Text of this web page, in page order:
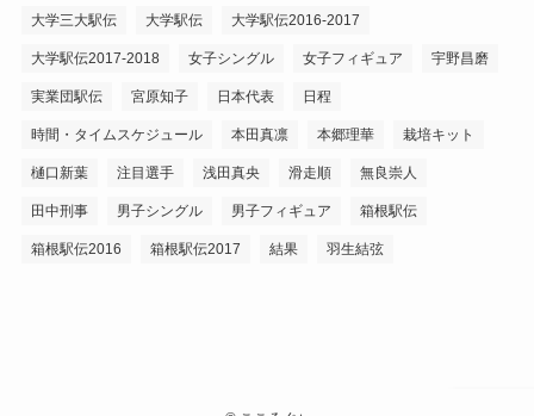
大学三大駅伝 大学駅伝 大学駅伝2016-2017
大学駅伝2017-2018 女子シングル 女子フィギュア 宇野昌磨
実業団駅伝 宮原知子 日本代表 日程
時間・タイムスケジュール 本田真凛 本郷理華 栽培キット
樋口新葉 注目選手 浅田真央 滑走順 無良崇人
田中刑事 男子シングル 男子フィギュア 箱根駅伝
箱根駅伝2016 箱根駅伝2017 結果 羽生結弦